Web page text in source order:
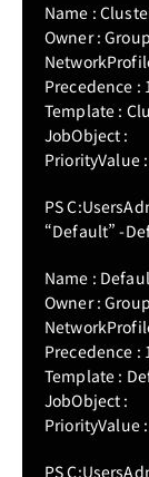
Name :
Owner :
Precedence :
Template :
JobObject :
PriorityValue
PS
“Default” -
Name :
Owner :
Precedence :
Template :
JobObject :
PriorityValue
PS